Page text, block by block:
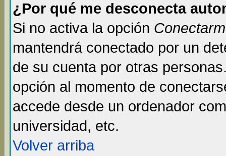
¿Por qué me desconecta
Si no activa la opción
mantendrá conectado por un
de su cuenta por otras
opción al momento de
accede desde un ordenador
universidad, etc.
Volver arriba